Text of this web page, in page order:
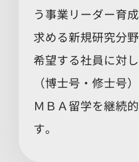
う事業リーダー育
求める新規研究分
希望する社員に対
（博士号・修士号
ＭＢＡ留学を継続
す。